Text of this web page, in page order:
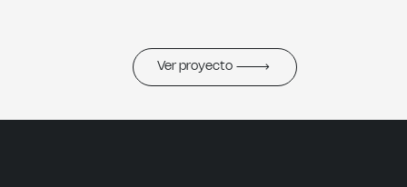
Ver proyecto